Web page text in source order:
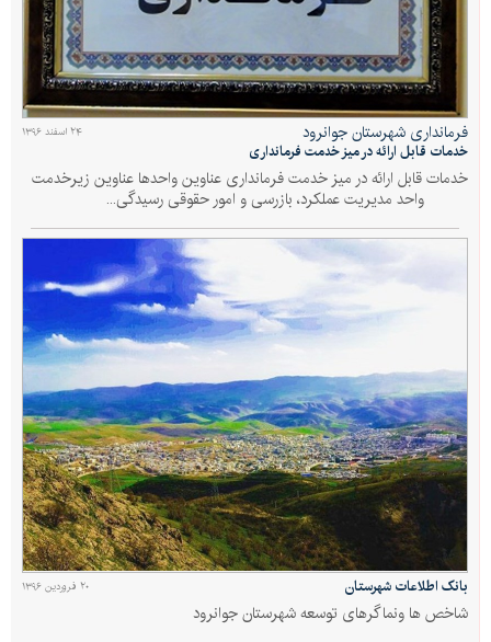
۲۴ اسفند ۱۳۹۶ فرمانداری شهرستان جوانرود
خدمات قابل ارائه در میز خدمت فرمانداری
خدمات قابل ارائه در میز خدمت فرمانداری عناوین واحدها عناوین زیرخدمت
واحد مدیریت عملکرد، بازرسی و امور حقوقی رسیدگی...
۲۰ فروردین ۱۳۹۶ بانک اطلاعات شهرستان
شاخص ها ونماگرهای توسعه شهرستان جوانرود